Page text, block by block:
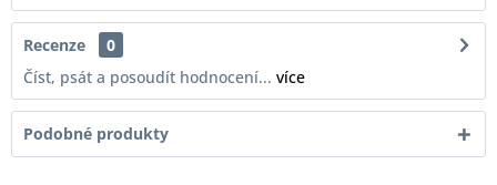
Recenze
0
Číst, psát a posoudít hodnocení... více
Podobné produkty